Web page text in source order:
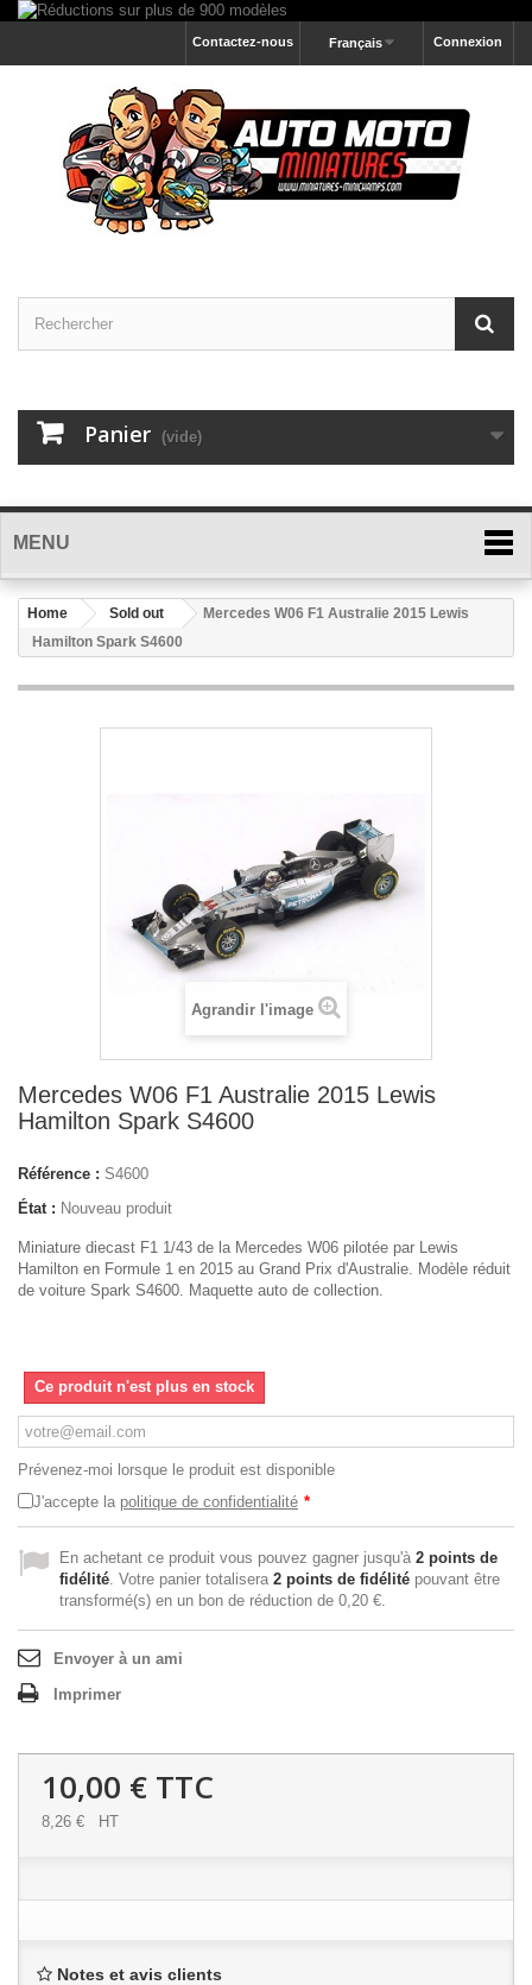
Connexion
Français
Contactez-nous
Panier (vide)
MENU
Home Sold out
Mercedes W06 F1 Australie 2015 Lewis
Hamilton Spark S4600
Agrandir l'image
Mercedes W06 F1 Australie 2015 Lewis
Hamilton Spark S4600
Référence : S4600
État : Nouveau produit
Miniature diecast F1 1/43 de la Mercedes W06 pilotée par Lewis
Hamilton en Formule 1 en 2015 au Grand Prix d'Australie. Modèle réduit
de voiture Spark S4600. Maquette auto de collection.
Ce produit n'est plus en stock
Prévenez-moi lorsque le produit est disponible
J'accepte la politique de confidentialité *
En achetant ce produit vous pouvez gagner jusqu'à 2 points de
fidélité. Votre panier totalisera 2 points de fidélité pouvant être
transformé(s) en un bon de réduction de 0,20 €.
Envoyer à un ami
Imprimer
10,00 € TTC
8,26 € HT
Notes et avis clients